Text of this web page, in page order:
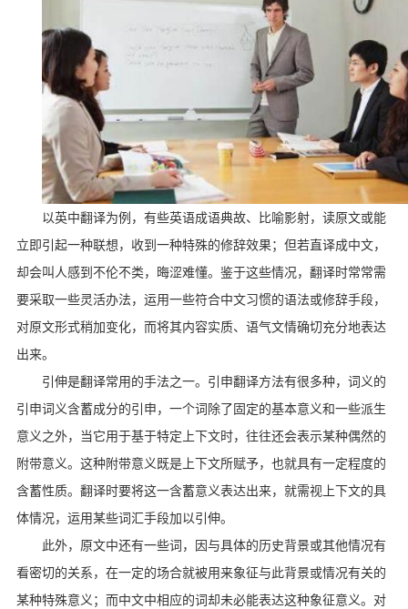
以英中翻译为例，有些英语成语典故、比喻影射，读原文或能
立即引起一种联想，收到一种特殊的修辞效果；但若直译成中文，
却会叫人感到不伦不类，晦涩难懂。鉴于这些情况，翻译时常常需
要采取一些灵活办法，运用一些符合中文习惯的语法或修辞手段，
对原文形式稍加变化，而将其内容实质、语气文情确切充分地表达
出来。
引伸是翻译常用的手法之一。引申翻译方法有很多种，词义的
引申词义含蓄成分的引申，一个词除了固定的基本意义和一些派生
意义之外，当它用于基于特定上下文时，往往还会表示某种偶然的
附带意义。这种附带意义既是上下文所赋予，也就具有一定程度的
含蓄性质。翻译时要将这一含蓄意义表达出来，就需视上下文的具
体情况，运用某些词汇手段加以引伸。
此外，原文中还有一些词，因与具体的历史背景或其他情况有
看密切的关系，在一定的场合就被用来象征与此背景或情况有关的
某种特殊意义；而中文中相应的词却未必能表达这种象征意义。对